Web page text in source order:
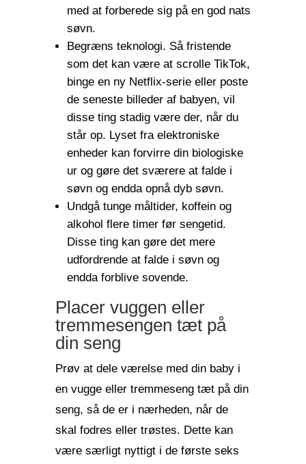
med at forberede sig på en god nats
søvn.
Begræns teknologi. Så fristende
som det kan være at scrolle TikTok,
binge en ny Netflix-serie eller poste
de seneste billeder af babyen, vil
disse ting stadig være der, når du
står op. Lyset fra elektroniske
enheder kan forvirre din biologiske
ur og gøre det sværere at falde i
søvn og endda opnå dyb søvn.
Undgå tunge måltider, koffein og
alkohol flere timer før sengetid.
Disse ting kan gøre det mere
udfordrende at falde i søvn og
endda forblive sovende.
Placer vuggen eller
tremmesengen tæt på
din seng
Prøv at dele værelse med din baby i
en vugge eller tremmeseng tæt på din
seng, så de er i nærheden, når de
skal fodres eller trøstes. Dette kan
være særligt nyttigt i de første seks